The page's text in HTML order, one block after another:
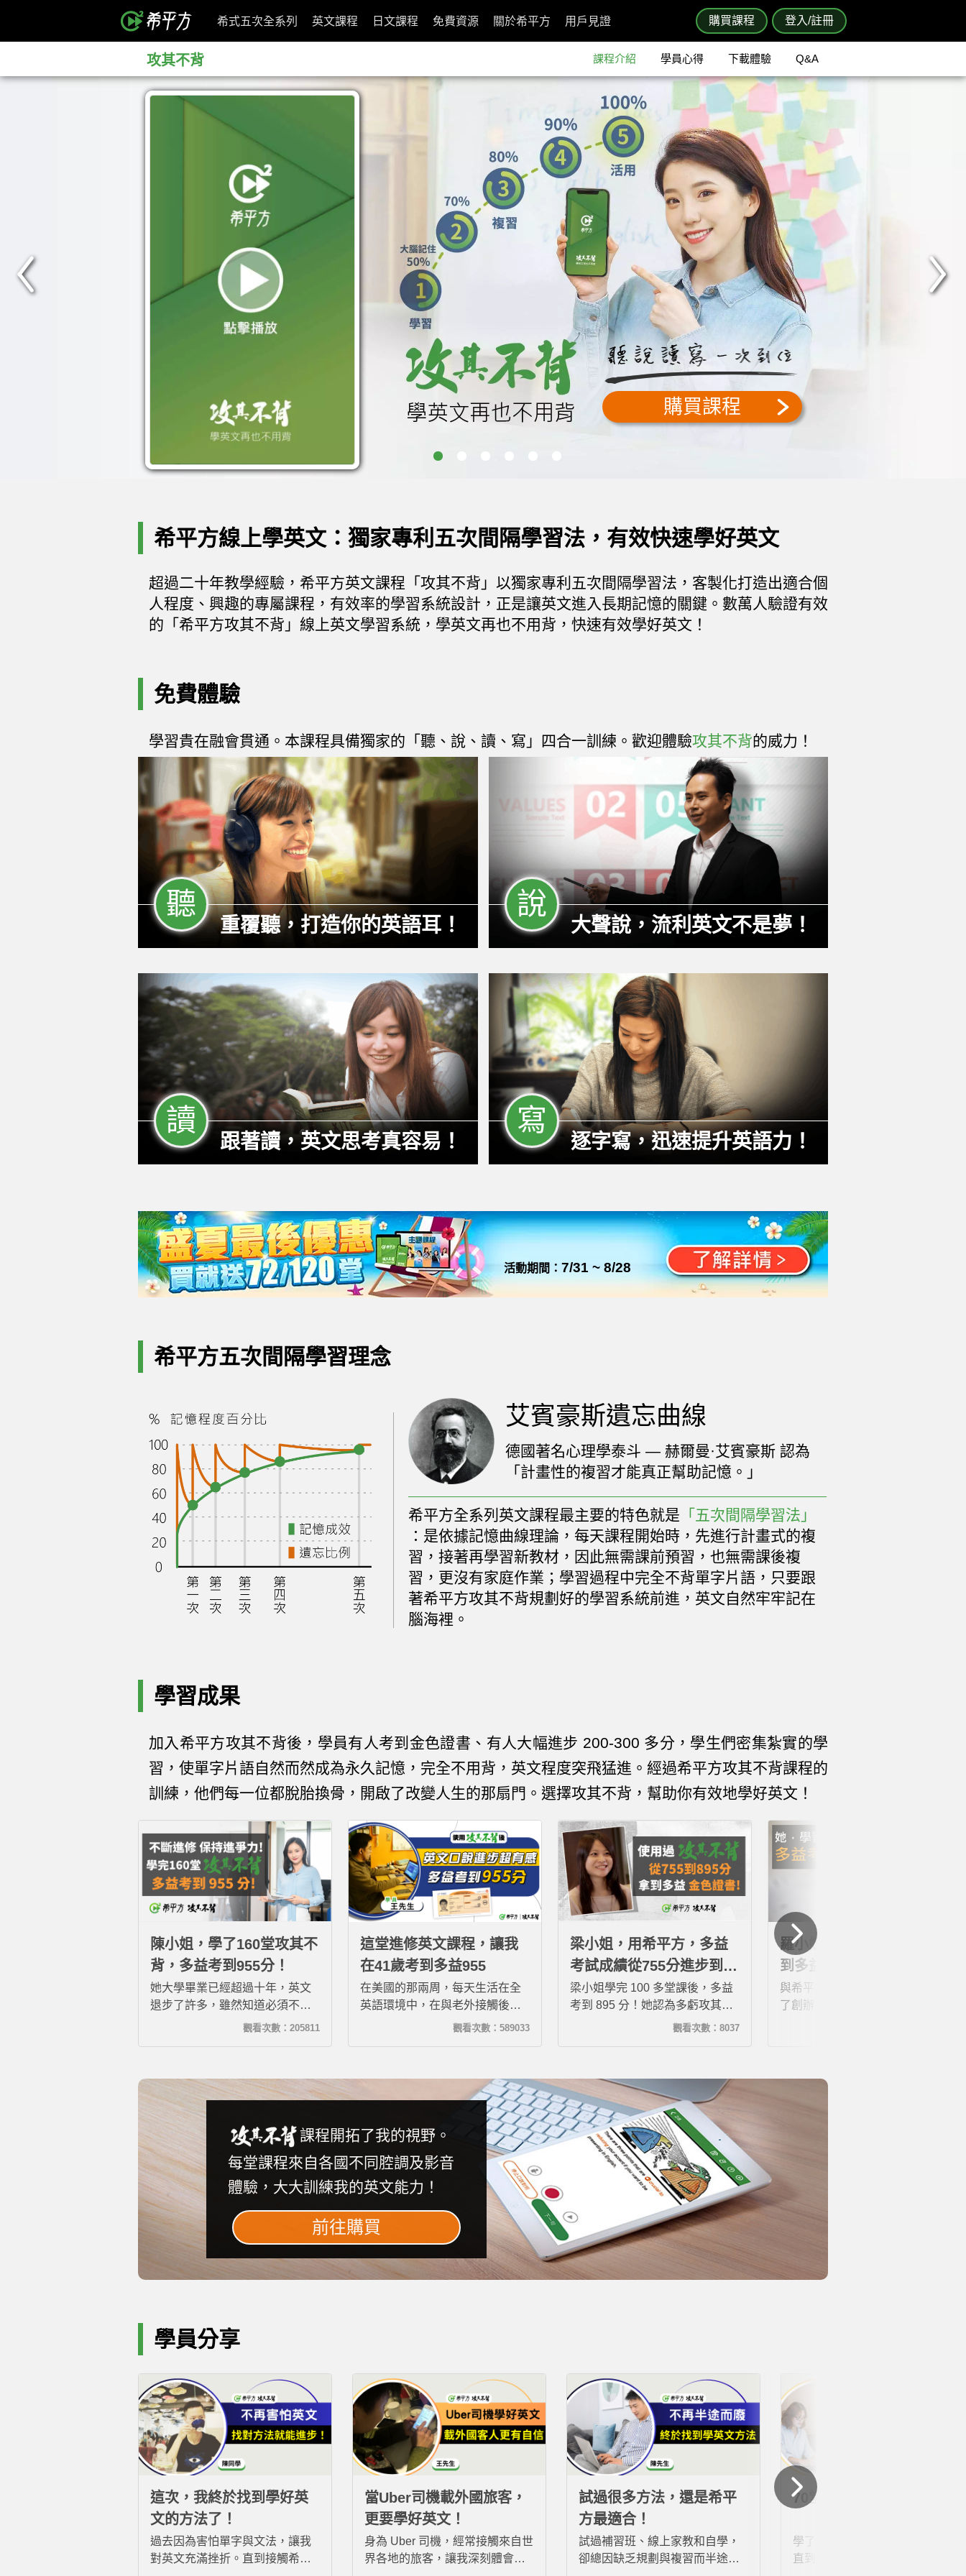
購買課程 登入/註冊
希式五次全系列 英文課程 日文課程 免費資源 關於希平方 用戶見證
攻其不背 課程介紹 學員心得 下載體驗 Q&A
逐字寫，迅速提升英語力！
按我體驗 購買課程
跟著讀，英文思考真容易！
按我體驗 購買課程
大聲說，流利英文不是夢！
按我體驗 購買課程
重覆聽，打造你的英語耳！
按我體驗 購買課程
Prev
Next
1
希平方線上學英文：獨家專利五次間隔學習法，有效快速學好英文
超過二十年教學經驗，希平方英文課程「攻其不背」以獨家專利五次間隔學習法，客製化打造出適合個
人程度、興趣的專屬課程，有效率的學習系統設計，正是讓英文進入長期記憶的關鍵。數萬人驗證有效
的「希平方攻其不背」線上英文學習系統，學英文再也不用背，快速有效學好英文！
免費體驗
學習貴在融會貫通。本課程具備獨家的「聽、說、讀、寫」四合一訓練。歡迎體驗攻其不背的威力！
聽
重覆聽，打造你的英語耳！
說
大聲說，流利英文不是夢！
讀
跟著讀，英文思考真容易！
寫
逐字寫，迅速提升英語力！
活動期間： 7/31 ~ 8/28
希平方五次間隔學習理念
艾賓豪斯遺忘曲線
德國著名心理學泰斗 — 赫爾曼·艾賓豪斯 認為
「計畫性的複習才能真正幫助記憶。」
希平方全系列英文課程最主要的特色就是 「五次間隔學習法」
：是依據記憶曲線理論，每天課程開始時，先進行計畫式的複
習，接著再學習新教材，因此無需課前預習，也無需課後複
習，更沒有家庭作業；學習過程中完全不背單字片語，只要跟
著希平方攻其不背規劃好的學習系統前進，英文自然牢牢記在
腦海裡。
學習成果
加入希平方攻其不背後，學員有人考到金色證書、有人大幅進步 200-300 多分，學生們密集紮實的學
習，使單字片語自然而然成為永久記憶，完全不用背，英文程度突飛猛進。經過希平方攻其不背課程的
訓練，他們每一位都脫胎換骨，開啟了改變人生的那扇門。選擇攻其不背，幫助你有效地學好英文！
陳小姐，學了160堂攻其不
背，多益考到955分！
她大學畢業已經超過十年，英文
退步了許多，雖然知道必須不斷
進修才能保持競爭力，但靠自己
查。後來趁著工作轉職的空檔加
入希平方加強英文，沒想到學了
160堂後多益進步150分，考到
955分！真的很開心！
觀看次數：205811
這堂進修英文課程，讓我
在41歲考到多益955
在美國的那兩周，每天生活在全
英語環境中，在與老外接觸後，
發現之前上攻其不背課程的效果
觀看次數：589033
梁小姐，用希平方，多益
考試成績從755分進步到
895分！
梁小姐學完 100 多堂課後，多益
考到 895 分！她認為多虧攻其不
背的訓練，讓她聽力分數首次高
了！
觀看次數：8037
羅小姐：學習4個月，我考
到多益895分！
與希平方結緣是因為2018年底買
了創辦人第一本書，原本不相信
課程開拓了我的視野。
每堂課程來自各國不同腔調及影音
體驗，大大訓練我的英文能力！
前往購買
學員分享
這次，我終於找到學好英
文的方法了！
過去因為害怕單字與文法，讓我
對英文充滿挫折。直到接觸希平
當Uber司機載外國旅客，
更要學好英文！
身為 Uber 司機，經常接觸來自世
界各地的旅客，讓我深刻體會英
試過很多方法，還是希平
方最適合！
試過補習班、線上家教和自學，
卻總因缺乏規劃與複習而半途而
70堂課，我終於敢說英文
學了多年英文卻始終停滯不前，
直到使用希平方「攻其不背」，